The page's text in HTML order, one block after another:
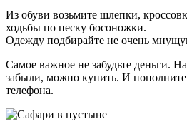
Из обуви возьмите шлепки,
ходьбы по песку босоножки.
Одежду подбирайте не очень
Самое важное не забудьте деньги.
забыли, можно купить. И пополните
телефона.